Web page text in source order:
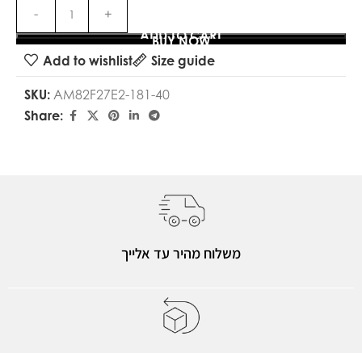
ADD TO CART
BUY NOW
Add to wishlist
Size guide
SKU: AM82F27E2-181-40
Share:
משלוח מהיר עד אלייך